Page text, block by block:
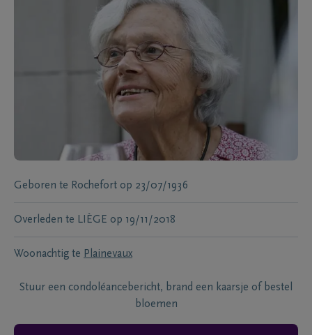
Geboren te Rochefort op 23/07/1936
Overleden te LIÈGE op 19/11/2018
Woonachtig te Plainevaux
Stuur een condoléancebericht, brand een kaarsje of bestel
bloemen